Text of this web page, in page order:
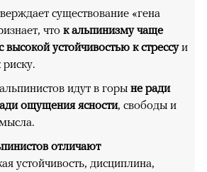
существование «гена
что к альпинизму чаще
высокой устойчивостью к стрессуи
идут в горы не ради
ощущения ясности, свободы и
отличают
устойчивость, дисциплина,